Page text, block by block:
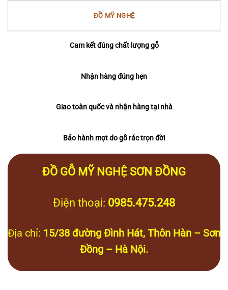
ĐỒ MỸ NGHỆ
Cam kết đúng chất lượng gỗ
Nhận hàng đúng hẹn
Giao toàn quốc và nhận hàng tại nhà
Bảo hành mọt do gỗ rác trọn đời
ĐỒ GỖ MỸ NGHỆ SƠN ĐỒNG
Điện thoại: 0985.475.248
Địa chỉ: 15/38 đường Đình Hát, Thôn Hàn – Sơn
Đồng – Hà Nội.